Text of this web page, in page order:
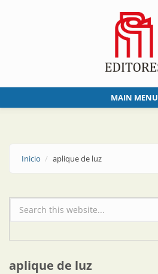
MAIN MENU
Inicio aplique de luz
Formulario de búsqueda
aplique de luz